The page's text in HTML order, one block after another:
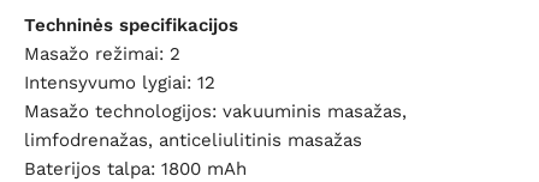
Techninės specifikacijos
Masažo režimai: 2
Intensyvumo lygiai: 12
Masažo technologijos: vakuuminis masažas,
limfodrenažas, anticeliulitinis masažas
Baterijos talpa: 1800 mAh